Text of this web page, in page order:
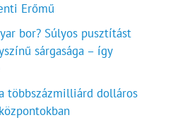
Erőmű
bor? Súlyos pusztítást
sárgasága – így
többszázmilliárd dolláros